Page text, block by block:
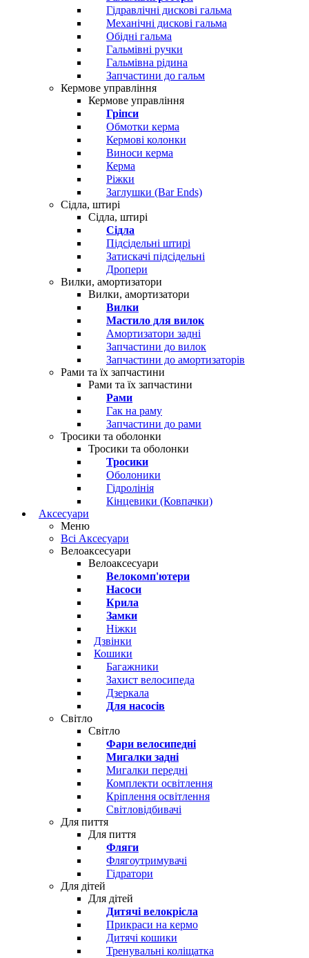
Гідравлічні дискові гальма
Механічні дискові гальма
Обідні гальма
Гальмівні ручки
Гальмівна рідина
Запчастини до гальм
Кермове управління
Кермове управління
Гріпси
Обмотки керма
Кермові колонки
Виноси керма
Керма
Ріжки
Заглушки (Bar Ends)
Сідла, штирі
Сідла, штирі
Сідла
Підсідельні штирі
Затискачі підсідельні
Дропери
Вилки, амортизатори
Вилки, амортизатори
Вилки
Мастило для вилок
Амортизатори задні
Запчастини до вилок
Запчастини до амортизаторів
Рами та їх запчастини
Рами та їх запчастини
Рами
Гак на раму
Запчастини до рами
Тросики та оболонки
Тросики та оболонки
Тросики
Оболоники
Гідролінія
Кінцевики (Ковпачки)
Аксесуари
Меню
Всі Аксесуари
Велоаксесуари
Велоаксесуари
Велокомп'ютери
Насоси
Крила
Замки
Ніжки
Дзвінки
Кошики
Багажники
Захист велосипеда
Дзеркала
Для насосів
Світло
Світло
Фари велосипедні
Мигалки задні
Мигалки передні
Комплекти освітлення
Кріплення освітлення
Світловідбивачі
Для пиття
Для пиття
Фляги
Флягоутримувачі
Гідратори
Для дітей
Для дітей
Дитячі велокрісла
Прикраси на кермо
Дитячі кошики
Тренувальні коліщатка